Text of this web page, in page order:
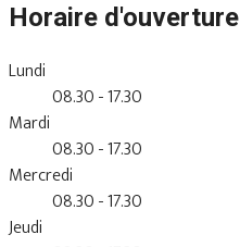
Horaire d'ouverture
Lundi
08.30 - 17.30
Mardi
08.30 - 17.30
Mercredi
08.30 - 17.30
Jeudi